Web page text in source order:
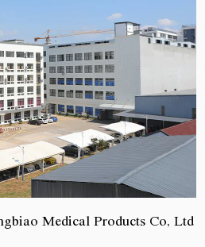
Medical Products Co, Ltd